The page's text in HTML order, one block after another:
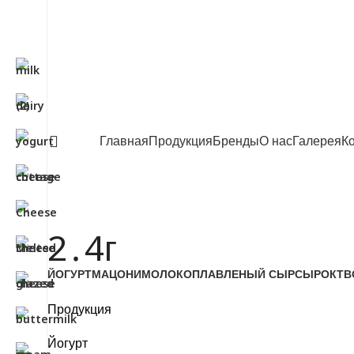
ГлавнаяПродукцияБрендыО насГалерея
2․4г
ЙОГУРТМАЦОНИМОЛОКОПЛАВЛЕНЫЙ СЫРСЫРОК
Продукция
Йогурт